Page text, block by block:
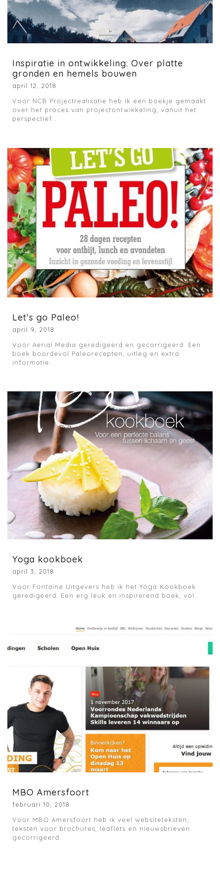
Inspiratie in ontwikkeling. Over platte
gronden en hemels bouwen
april 12, 2018
Voor NCB Projectrealisatie heb ik een boekje gemaakt
over het proces van projectontwikkeling, vanuit het
perspectief…
Let’s go Paleo!
april 9, 2018
Voor Aerial Media geredigeerd en gecorrigeerd. Een
boek boordevol Paleorecepten, uitleg en extra
informatie.
Yoga kookboek
april 3, 2018
Voor Fontaine Uitgevers heb ik het Yoga Kookboek
geredigeerd. Een erg leuk en inspirerend boek, vol…
MBO Amersfoort
februari 10, 2018
Voor MBO Amersfoort heb ik veel websiteteksten,
teksten voor brochures, leaflets en nieuwsbrieven
gecorrigeerd.